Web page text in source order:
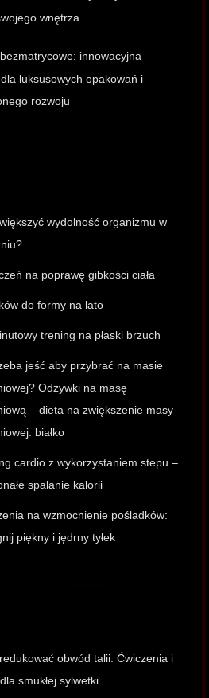
wnętrza
innowacyjna
luksusowych opakowań i
rozwoju
wydolność organizmu w
na poprawę gibkości ciała
do formy na lato
trening na płaski brzuch
jeść aby przybrać na masie
Odżywki na masę
– dieta na zwiększenie masy
białko
cardio z wykorzystaniem stepu –
spalanie kalorii
na wzmocnienie pośladków:
piękny i jędrny tyłek
obwód talii: Ćwiczenia i
smukłej sylwetki